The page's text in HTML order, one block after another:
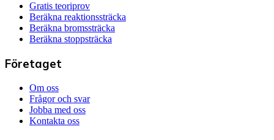
Gratis teoriprov
Beräkna reaktionssträcka
Beräkna bromssträcka
Beräkna stoppsträcka
Företaget
Om oss
Frågor och svar
Jobba med oss
Kontakta oss